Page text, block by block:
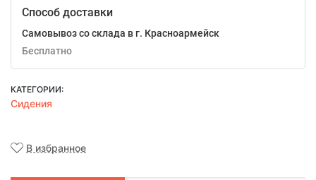
Способ доставки
Самовывоз со склада в г. Красноармейск
Бесплатно
КАТЕГОРИИ:
Сидения
В избранное